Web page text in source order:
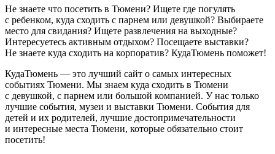
Не знаете что посетить в Тюмени? Ищете где погулять
с ребенком, куда сходить с парнем или девушкой? Выбираете
место для свидания? Ищете развлечения на выходные?
Интересуетесь активным отдыхом? Посещаете выставки?
Не знаете куда сходить на корпоратив? КудаТюмень поможет!
КудаТюмень — это лучший сайт о самых интересных
событиях Тюмени. Мы знаем куда сходить в Тюмени
с девушкой, с парнем или большой компанией. У нас только
лучшие события, музеи и выставки Тюмени. События для
детей и их родителей, лучшие достопримечательности
и интересные места Тюмени, которые обязательно стоит
посетить!